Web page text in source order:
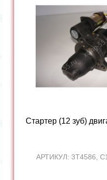
Стартер (12 зуб)
АРТИКУЛ: 3T4586,